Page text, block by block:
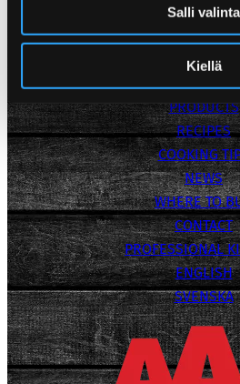
Salli valinta
Kiellä
Media
POPPAMIES
PRODUCTS
RECIPES
COOKING
NEWS
WHERE TO
CONTACT
PROFESSIONAL
ENGLISH
SVENSKA